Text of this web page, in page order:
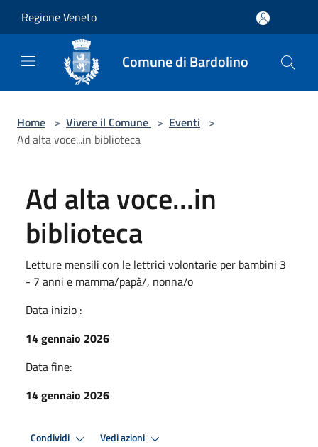
Regione Veneto
Comune di Bardolino
Home > Vivere il Comune > Eventi >
Ad alta voce...in biblioteca
Ad alta voce...in
biblioteca
Letture mensili con le lettrici volontarie per bambini 3
- 7 anni e mamma/papà/, nonna/o
Data inizio :
14 gennaio 2026
Data fine:
14 gennaio 2026
Condividi Vedi azioni